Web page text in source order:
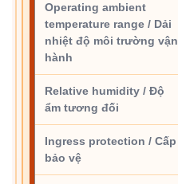
Operating ambient
temperature range / Dải
nhiệt độ môi trường vận
hành
Relative humidity / Độ
ẩm tương đối
Ingress protection / Cấp
bảo vệ